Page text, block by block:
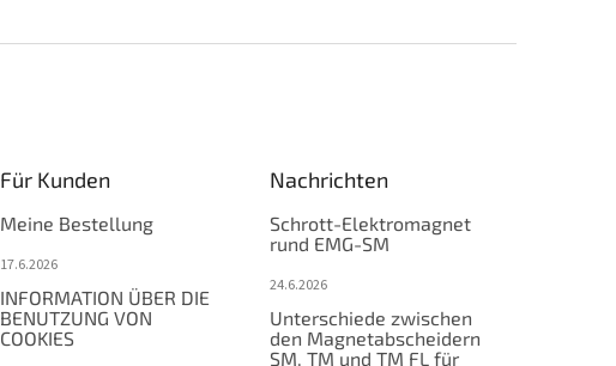
Für Kunden
Meine Bestellung
17.6.2026
INFORMATION ÜBER DIE
BENUTZUNG VON
COOKIES
Nachrichten
Schrott-Elektromagnet
rund EMG-SM
24.6.2026
Unterschiede zwischen
den Magnetabscheidern
SM, TM und TM FL für